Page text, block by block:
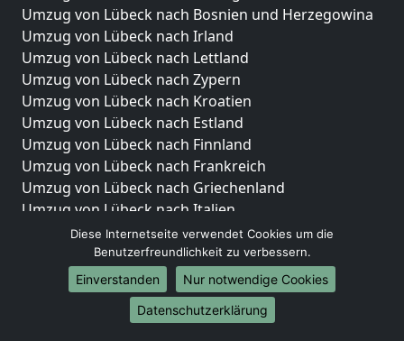
Umzug von Lübeck nach Bosnien und Herzegowina
Umzug von Lübeck nach Irland
Umzug von Lübeck nach Lettland
Umzug von Lübeck nach Zypern
Umzug von Lübeck nach Kroatien
Umzug von Lübeck nach Estland
Umzug von Lübeck nach Finnland
Umzug von Lübeck nach Frankreich
Umzug von Lübeck nach Griechenland
Umzug von Lübeck nach Italien
Umzug von Lübeck nach Liechtenstein
Umzug von Lübeck nach Luxemburg
Umzug von Lübeck nach Niederlande
Umzug von Lübeck nach Norwegen
Umzüge-Deutschlandweit
Diese Internetseite verwendet Cookies um die
Benutzerfreundlichkeit zu verbessern.
Einverstanden
Nur notwendige Cookies
Datenschutzerklärung